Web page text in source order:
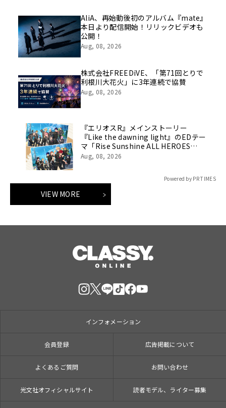
AliA、再始動後初のアルバム『mate』
本日より配信開始！リリックビデオも
公開！
Aug, 08, 2026
株式会社FREEDiVE、「第71回とりで
利根川大花火」に3年連続で協賛
Aug, 08, 2026
『エリオスR』メインストーリー
『Like the dawning light』のEDテー
マ「Rise Sunshine ALL HEROES
Ver.」がフルサイズ配信決定！
Aug, 08, 2026
Powered by PR TIMES
VIEW MORE
インフォメーション
会員登録 広告掲載について
よくあるご質問 お問い合わせ
光文社オフィシャルサイト 読者モデル、ライター募集